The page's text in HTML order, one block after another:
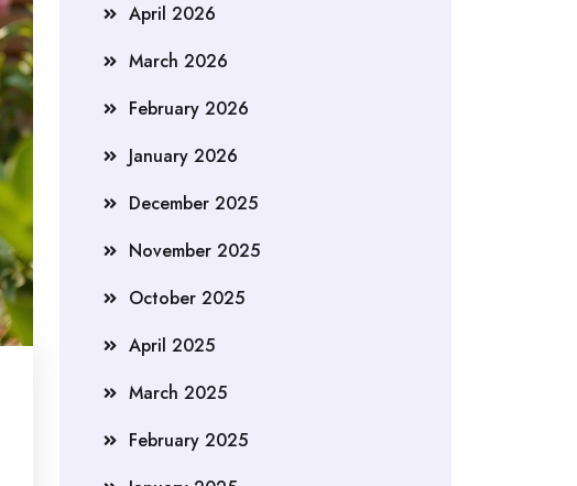
April 2026
March 2026
February 2026
January 2026
December 2025
November 2025
October 2025
April 2025
March 2025
February 2025